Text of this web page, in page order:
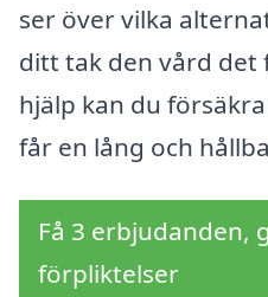
ser över vilka
ditt tak den vård
hjälp kan du
får en lång och
Få 3 erbjudanden,
förpliktelser